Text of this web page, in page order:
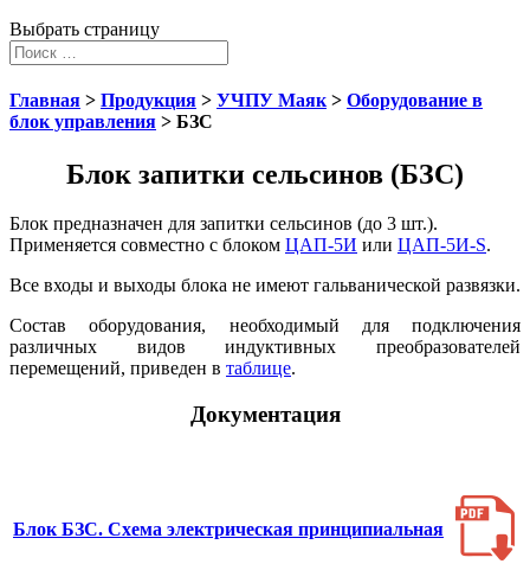
Выбрать страницу
Главная > Продукция > УЧПУ Маяк > Оборудование в
блок управления > БЗС
Блок запитки сельсинов (БЗС)
Блок предназначен для запитки сельсинов (до 3 шт.).
Применяется совместно с блоком ЦАП-5И или ЦАП-5И-S.
Все входы и выходы блока не имеют гальванической развязки.
Состав оборудования, необходимый для подключения
различных видов индуктивных преобразователей
перемещений, приведен в таблице.
Документация
Блок БЗС. Схема электрическая принципиальная